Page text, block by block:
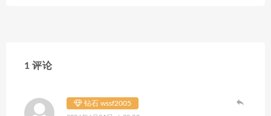
1 评论
钻石 wssf2005